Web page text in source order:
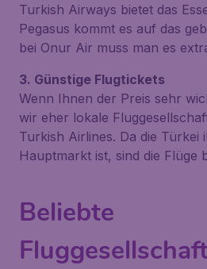
Turkish Airways bietet das
Pegasus kommt es auf das
bei Onur Air muss man es
3. Günstige Flugtickets
Wenn Ihnen der Preis sehr
wir eher lokale
Turkish Airlines. Da die Türkei
Hauptmarkt ist, sind die Flüge
Beliebte